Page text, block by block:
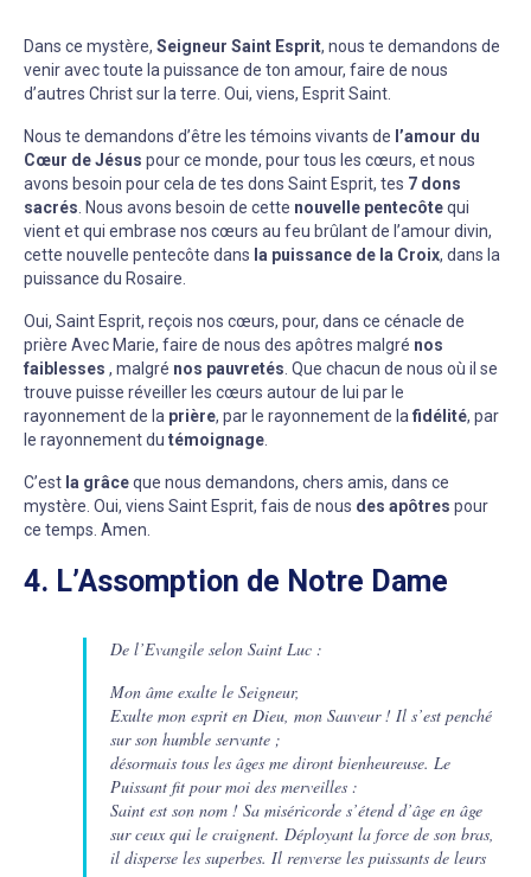
Dans ce mystère, Seigneur Saint Esprit, nous te demandons de
venir avec toute la puissance de ton amour, faire de nous
d’autres Christ sur la terre. Oui, viens, Esprit Saint.
Nous te demandons d’être les témoins vivants de l’amour du
Cœur de Jésus pour ce monde, pour tous les cœurs, et nous
avons besoin pour cela de tes dons Saint Esprit, tes 7 dons
sacrés. Nous avons besoin de cette nouvelle pentecôtequi
vient et qui embrase nos cœurs au feu brûlant de l’amour divin,
cette nouvelle pentecôte dans la puissance de la Croix, dans la
puissance du Rosaire.
Oui, Saint Esprit, reçois nos cœurs, pour, dans ce cénacle de
prière Avec Marie, faire de nous des apôtres malgré nos
faiblesses , malgré nos pauvretés. Que chacun de nous où il se
trouve puisse réveiller les cœurs autour de lui par le
rayonnement de la prière, par le rayonnement de lafidélité, par
le rayonnement du témoignage.
C’est la grâceque nous demandons, chers amis, dans ce
mystère. Oui, viens Saint Esprit, fais de nous des apôtres pour
ce temps. Amen.
4. L’Assomption de Notre Dame
De l’Evangile selon Saint Luc :
Mon âme exalte le Seigneur,
Exulte mon esprit en Dieu, mon Sauveur ! Il s’est penché
sur son humble servante ;
désormais tous les âges me diront bienheureuse. Le
Puissant fit pour moi des merveilles :
Saint est son nom ! Sa miséricorde s’étend d’âge en âge
sur ceux qui le craignent. Déployant la force de son bras,
il disperse les superbes. Il renverse les puissants de leurs